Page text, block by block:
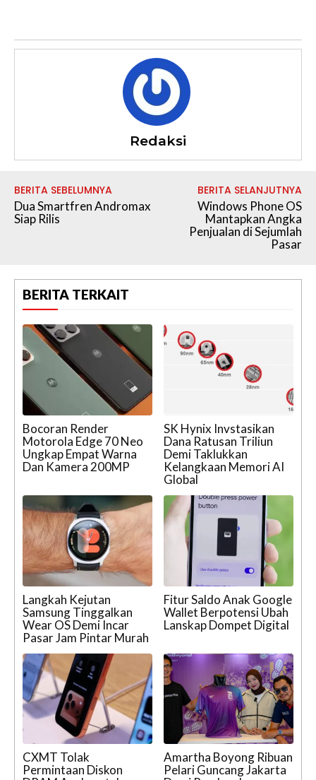
Redaksi
BERITA SEBELUMNYA
Dua Smartfren Andromax
Siap Rilis
BERITA SELANJUTNYA
Windows Phone OS
Mantapkan Angka
Penjualan di Sejumlah
Pasar
BERITA TERKAIT
Bocoran Render
Motorola Edge 70 Neo
Ungkap Empat Warna
Dan Kamera 200MP
SK Hynix Invstasikan
Dana Ratusan Triliun
Demi Taklukkan
Kelangkaan Memori AI
Global
Langkah Kejutan
Samsung Tinggalkan
Wear OS Demi Incar
Pasar Jam Pintar Murah
Fitur Saldo Anak Google
Wallet Berpotensi Ubah
Lanskap Dompet Digital
CXMT Tolak
Permintaan Diskon
Amartha Boyong Ribuan
Pelari Guncang Jakarta